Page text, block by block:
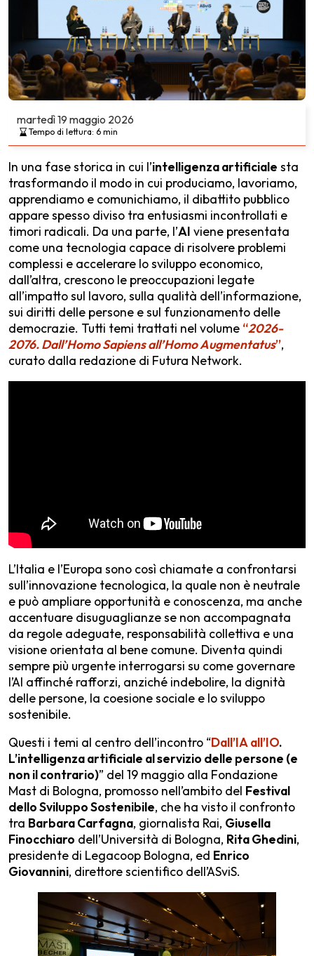
martedì19 maggio 2026
Tempo di lettura: 6 min
In una fase storica in cui l’intelligenza artificiale sta
trasformando il modo in cui produciamo, lavoriamo,
apprendiamo e comunichiamo, il dibattito pubblico
appare spesso diviso tra entusiasmi incontrollati e
timori radicali. Da una parte, l’AI viene presentata
come una tecnologia capace di risolvere problemi
complessi e accelerare lo sviluppo economico,
dall’altra, crescono le preoccupazioni legate
all’impatto sul lavoro, sulla qualità dell’informazione,
sui diritti delle persone e sul funzionamento delle
democrazie. Tutti temi trattati nel volume “2026-
2076. Dall’Homo Sapiens all’Homo Augmentatus”,
curato dalla redazione di Futura Network.
L’Italia e l’Europa sono così chiamate a confrontarsi
sull’innovazione tecnologica, la quale non è neutrale
e può ampliare opportunità e conoscenza, ma anche
accentuare disuguaglianze se non accompagnata
da regole adeguate, responsabilità collettiva e una
visione orientata al bene comune. Diventa quindi
sempre più urgente interrogarsi su come governare
l’AI affinché rafforzi, anziché indebolire, la dignità
delle persone, la coesione sociale e lo sviluppo
sostenibile.
Questi i temi al centro dell’incontro “Dall’IA all’IO.
L’intelligenza artificiale al servizio delle persone (e
non il contrario)” del 19 maggio alla Fondazione
Mast di Bologna, promosso nell’ambito del Festival
dello Sviluppo Sostenibile, che ha visto il confronto
tra Barbara Carfagna, giornalista Rai, Giusella
Finocchiaro dell’Università di Bologna, Rita Ghedini,
presidente di Legacoop Bologna, ed Enrico
Giovannini, direttore scientifico dell’ASviS.